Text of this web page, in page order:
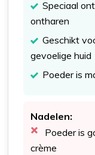
Speciaal
ontharen
Geschikt
gevoelige huid
Poeder is
Nadelen:
Poeder is
crème